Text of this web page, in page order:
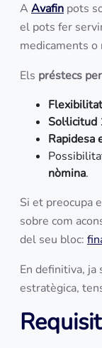
A Avafin pots
el pots fer
medicaments
Els préstecs
Rapidesa
nòmina.
Si et preocupa
sobre com
del seu bloc:
En definitiva, ja
estratègica,